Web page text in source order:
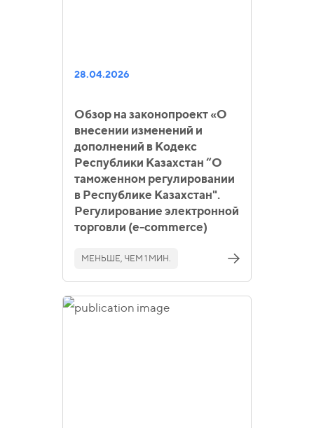
28.04.2026
Обзор на законопроект «О
внесении изменений и
дополнений в Кодекс
Республики Казахстан “О
таможенном регулировании
в Республике Казахстан".
Регулирование электронной
торговли (e-commerce)
МЕНЬШЕ, ЧЕМ 1 МИН.